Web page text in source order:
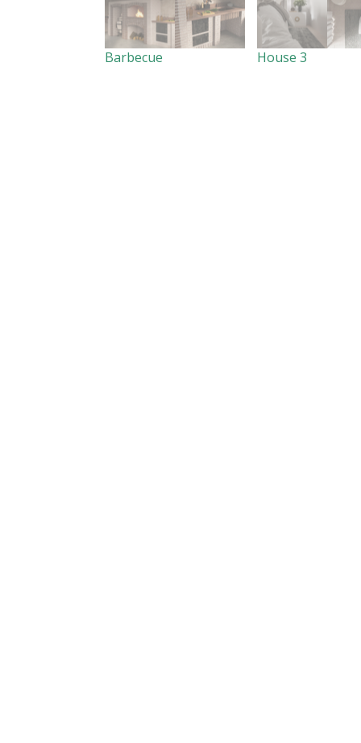
Barbecue House 3